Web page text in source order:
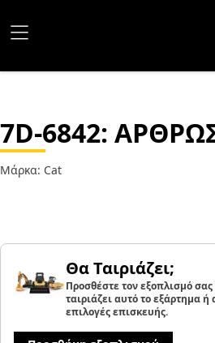
7D-6842:
Μάρκα: Cat
Θα Ταιριάζει;
Προσθέστε τον εξοπλισμό
ταιριάζει αυτό το εξάρτημα
επιλογές επισκευής.